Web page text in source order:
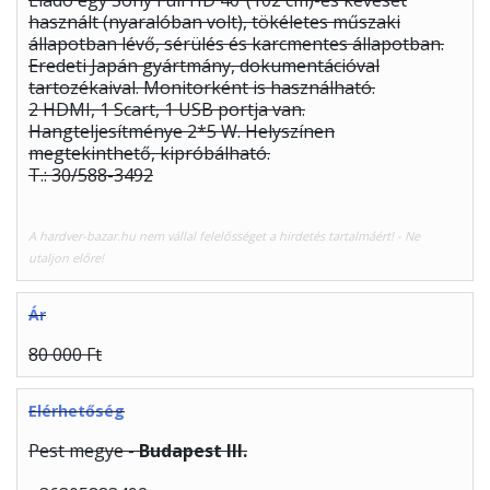
használt (nyaralóban volt), tökéletes műszaki
állapotban lévő, sérülés és karcmentes állapotban.
Eredeti Japán gyártmány, dokumentációval
tartozékaival. Monitorként is használható.
2 HDMI, 1 Scart, 1 USB portja van.
Hangteljesítménye 2*5 W. Helyszínen
megtekinthető, kipróbálható.
T.: 30/588-3492
A hardver-bazar.hu nem vállal felelősséget a hirdetés tartalmáért! - Ne
utaljon előre!
Ár
80 000 Ft
Elérhetőség
Pest megye -Budapest III.